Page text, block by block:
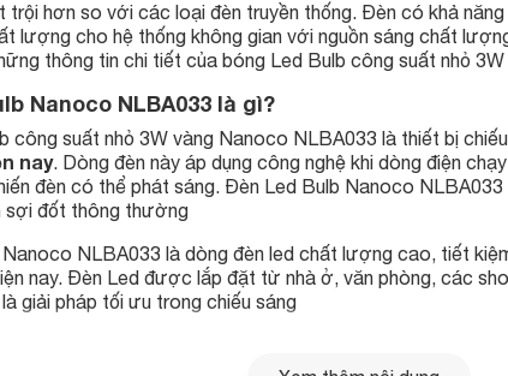
trội hơn so với các loại đèn truyền thống. Đèn có khả
lượng cho hệ thống không gian với nguồn sáng chất
thông tin chi tiết của bóng Led Bulb công suất nhỏ
Nanoco NLBA033 là gì?
công suất nhỏ 3W vàng Nanoco NLBA033 là thiết bị
nay. Dòng đèn này áp dụng công nghệ khi dòng điện
đèn có thể phát sáng. Đèn Led Bulb Nanoco
sợi đốt thông thường
NLBA033 là dòng đèn led chất lượng cao, tiết
nay. Đèn Led được lắp đặt từ nhà ở, văn phòng, các
giải pháp tối ưu trong chiếu sáng